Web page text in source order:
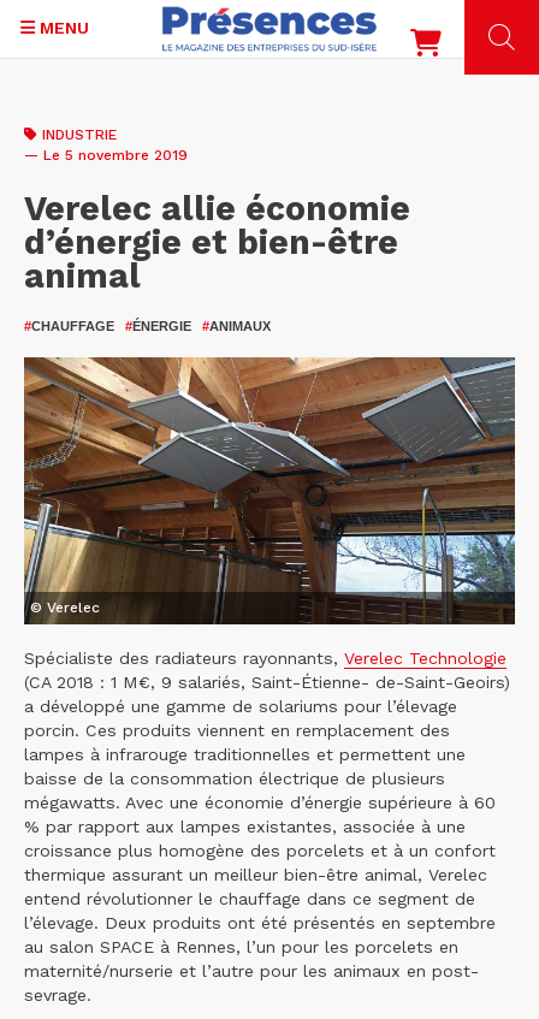
contenu
MENU
INDUSTRIE
— Le 5 novembre 2019
Verelec allie économie
d’énergie et bien-être
animal
#CHAUFFAGE #ÉNERGIE #ANIMAUX
© Verelec
Spécialiste des radiateurs rayonnants, Verelec Technologie
(CA 2018 : 1 M€, 9 salariés, Saint-Étienne- de-Saint-Geoirs)
a développé une gamme de solariums pour l’élevage
porcin. Ces produits viennent en remplacement des
lampes à infrarouge traditionnelles et permettent une
baisse de la consommation électrique de plusieurs
mégawatts. Avec une économie d’énergie supérieure à 60
% par rapport aux lampes existantes, associée à une
croissance plus homogène des porcelets et à un confort
thermique assurant un meilleur bien-être animal, Verelec
entend révolutionner le chauffage dans ce segment de
l’élevage. Deux produits ont été présentés en septembre
au salon SPACE à Rennes, l’un pour les porcelets en
maternité/nurserie et l’autre pour les animaux en post-
sevrage.